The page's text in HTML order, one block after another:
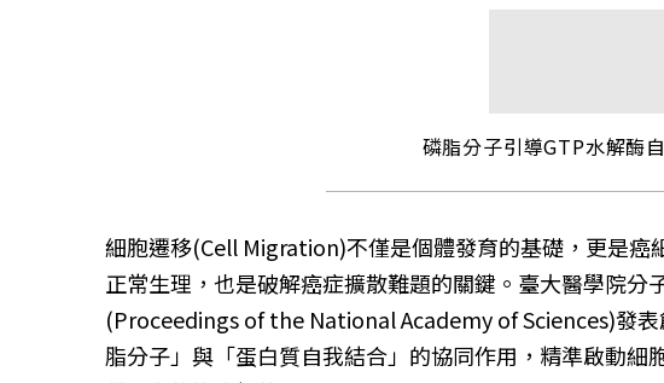
磷脂分子引導GTP水解酶
細胞遷移(Cell Migration)不僅是個體發育的基礎，更是
正常生理，也是破解癌症擴散難題的關鍵。臺大醫學院分
(Proceedings of the National Academy of Sciences)發
脂分子」與「蛋白質自我結合」的協同作用，精準啟動